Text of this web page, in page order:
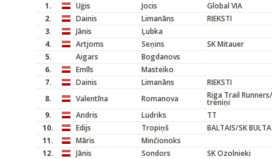
1.
Uģis Jocis
Global VIA
2.
Dainis Limanāns
RIEKSTI
3.
Jānis
Ļubka
4.
Artjoms Seņins
SK Mitauer
5.
Aigars
Bogdanovs
6.
Emīls
Masteiko
7.
Dainis Limanāns
RIEKSTI
8.
Valentīna Romanova Riga Trail
treniņi
9.
Andris Ludriks
TT
10.
Edijs Tropiņš
BALTAIS/SK BULTA
11.
Māris
Minčionoks
12.
Jānis Sondors
SK Ozolnieki